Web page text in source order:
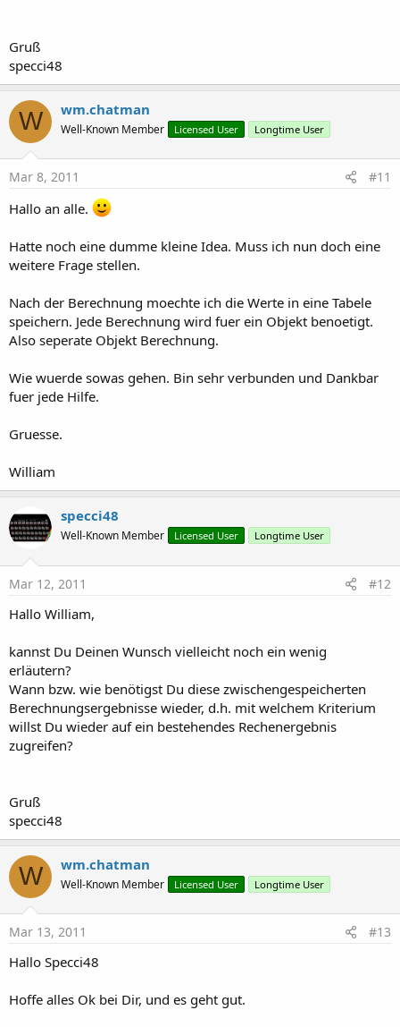
Gruß
specci48
W wm.chatman
Well-Known Member Licensed User Longtime User
Mar 8, 2011 #11
Hallo an alle.
Hatte noch eine dumme kleine Idea. Muss ich nun doch eine
weitere Frage stellen.
Nach der Berechnung moechte ich die Werte in eine Tabele
speichern. Jede Berechnung wird fuer ein Objekt benoetigt.
Also seperate Objekt Berechnung.
Wie wuerde sowas gehen. Bin sehr verbunden und Dankbar
fuer jede Hilfe.
Gruesse.
William
specci48
Well-Known Member Licensed User Longtime User
Mar 12, 2011 #12
Hallo William,
kannst Du Deinen Wunsch vielleicht noch ein wenig
erläutern?
Wann bzw. wie benötigst Du diese zwischengespeicherten
Berechnungsergebnisse wieder, d.h. mit welchem Kriterium
willst Du wieder auf ein bestehendes Rechenergebnis
zugreifen?
Gruß
specci48
W wm.chatman
Well-Known Member Licensed User Longtime User
Mar 13, 2011 #13
Hallo Specci48
Hoffe alles Ok bei Dir, und es geht gut.